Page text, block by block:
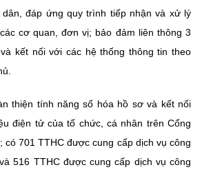
đáp ứng quy trình tiếp nhận và xử lý
cơ quan, đơn vị; bảo đảm liên thông 3
kết nối với các hệ thống thông tin theo
thiện tính năng số hóa hồ sơ và kết nối
điện tử của tổ chức, cá nhân trên Cổng
có 701 TTHC được cung cấp dịch vụ công
516 TTHC được cung cấp dịch vụ công